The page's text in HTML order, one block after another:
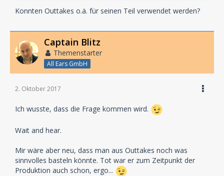
Konnten Outtakes o.ä. für seinen Teil verwendet werden?
Captain Blitz
Themenstarter
All Ears GmbH
2. Oktober 2017
Ich wusste, dass die Frage kommen wird.
Wait and hear.
Mir wäre aber neu, dass man aus Outtakes noch was
sinnvolles basteln könnte. Tot war er zum Zeitpunkt der
Produktion auch schon, ergo...